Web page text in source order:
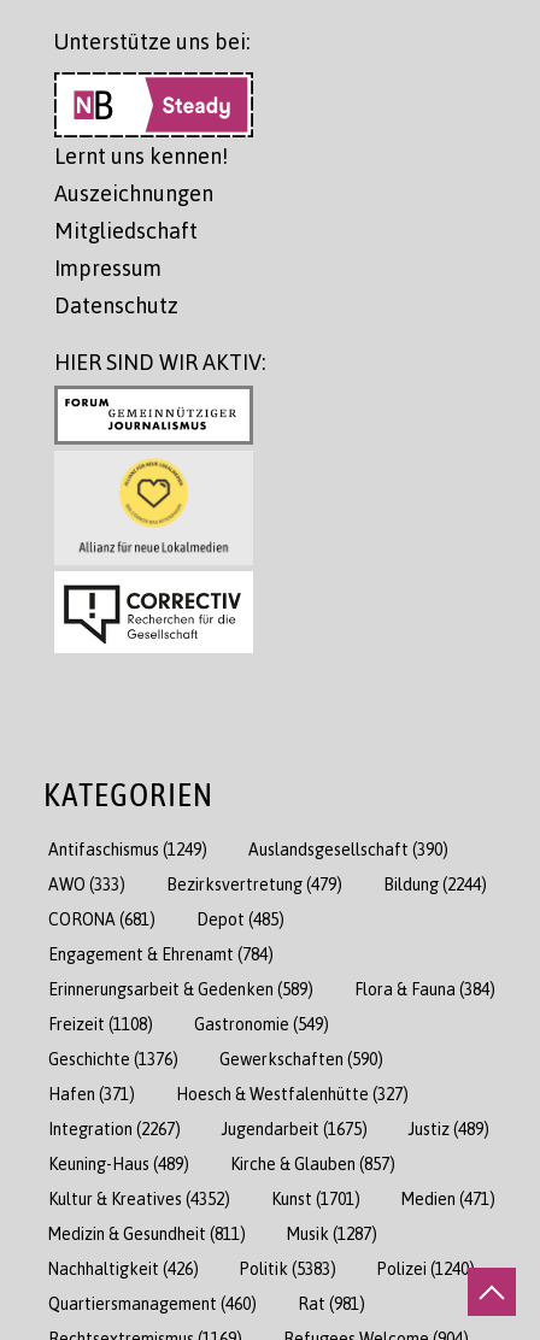
Unterstütze uns bei:
Lernt uns kennen!
Auszeichnungen
Mitgliedschaft
Impressum
Datenschutz
HIER SIND WIR AKTIV:
KATEGORIEN
Antifaschismus (1249) Auslandsgesellschaft (390)
AWO (333) Bezirksvertretung(479) Bildung(2244)
CORONA (681) Depot (485)
Engagement & Ehrenamt (784)
Erinnerungsarbeit & Gedenken (589) Flora & Fauna (384)
Freizeit (1108) Gastronomie (549)
Geschichte (1376) Gewerkschaften (590)
Hafen (371) Hoesch & Westfalenhütte (327)
Integration (2267) Jugendarbeit (1675) Justiz(489)
Keuning-Haus (489) Kirche & Glauben (857)
Kultur & Kreatives (4352) Kunst (1701) Medien (471)
Medizin & Gesundheit (811) Musik (1287)
Nachhaltigkeit (426) Politik (5383) Polizei (1240)
Quartiersmanagement (460) Rat (981)